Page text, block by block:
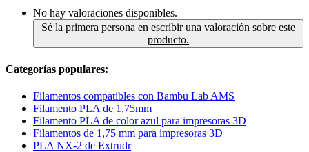
No hay valoraciones disponibles.
Sé la primera persona en escribir una valoración sobre este
producto.
Categorías populares:
Filamentos compatibles con Bambu Lab AMS
Filamento PLA de 1,75mm
Filamento PLA de color azul para impresoras 3D
Filamentos de 1,75 mm para impresoras 3D
PLA NX-2 de Extrudr